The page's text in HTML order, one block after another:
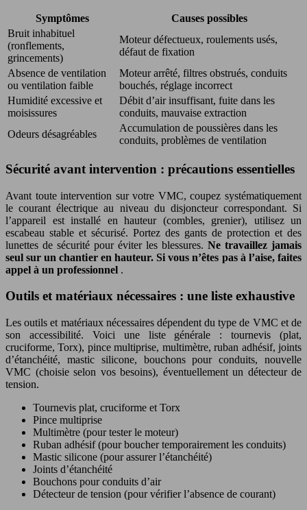
Symptômes
Causes possibles
Bruit inhabituel
(ronflements,
grincements)
Moteur défectueux, roulements usés,
défaut de fixation
Absence de ventilation
ou ventilation faible
Moteur arrêté, filtres obstrués, conduits
bouchés, réglage incorrect
Humidité excessive et
moisissures
Débit d’air insuffisant, fuite dans les
conduits, mauvaise extraction
Odeurs désagréables
Accumulation de poussières dans les
conduits, problèmes de ventilation
Sécurité avant intervention : précautions essentielles
Avant toute intervention sur votre VMC, coupez systématiquement
le courant électrique au niveau du disjoncteur correspondant. Si
l’appareil est installé en hauteur (combles, grenier), utilisez un
escabeau stable et sécurisé. Portez des gants de protection et des
lunettes de sécurité pour éviter les blessures. Ne travaillez jamais
seul sur un chantier en hauteur. Si vous n’êtes pas à l’aise, faites
appel à un professionnel .
Outils et matériaux nécessaires : une liste exhaustive
Les outils et matériaux nécessaires dépendent du type de VMC et de
son accessibilité. Voici une liste générale : tournevis (plat,
cruciforme, Torx), pince multiprise, multimètre, ruban adhésif, joints
d’étanchéité, mastic silicone, bouchons pour conduits, nouvelle
VMC (choisie selon vos besoins), éventuellement un détecteur de
tension.
Tournevis plat, cruciforme et Torx
Pince multiprise
Multimètre (pour tester le moteur)
Ruban adhésif (pour boucher temporairement les conduits)
Mastic silicone (pour assurer l’étanchéité)
Joints d’étanchéité
Bouchons pour conduits d’air
Détecteur de tension (pour vérifier l’absence de courant)